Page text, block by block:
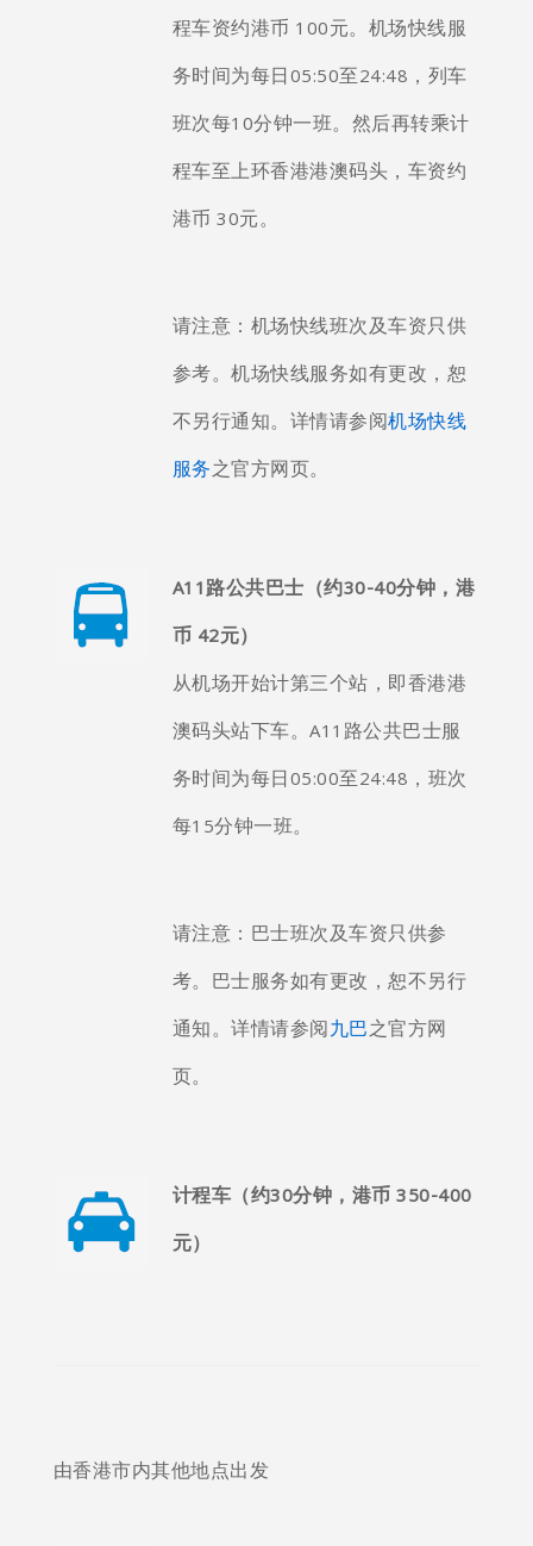
程车资约港币 100元。机场快线服
务时间为每日05:50至24:48，列车
班次每10分钟一班。然后再转乘计
程车至上环香港港澳码头，车资约
港币 30元。
请注意：机场快线班次及车资只供
参考。机场快线服务如有更改，恕
不另行通知。详情请参阅机场快线
服务之官方网页。
A11路公共巴士（约30-40分钟，港
币 42元）
从机场开始计第三个站，即香港港
澳码头站下车。A11路公共巴士服
务时间为每日05:00至24:48，班次
每15分钟一班。
请注意：巴士班次及车资只供参
考。巴士服务如有更改，恕不另行
通知。详情请参阅九巴之官方网
页。
计程车（约30分钟，港币 350-400
元）
由香港市内其他地点出发